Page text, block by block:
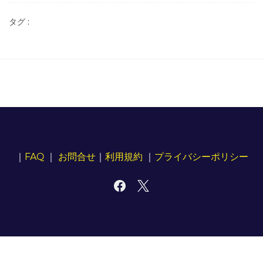
タグ :
FAQ｜ お問合せ｜ 利用規約 プライバシーポリシー